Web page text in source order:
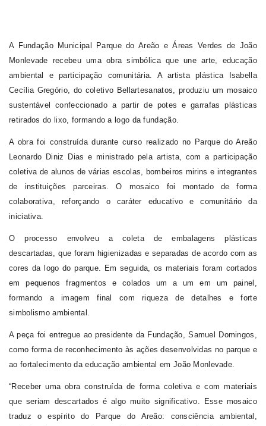
A Fundação Municipal Parque do Areão e Áreas Verdes de João
Monlevade recebeu uma obra simbólica que une arte, educação
ambiental e participação comunitária. A artista plástica Isabella
CecíliaGregório, do coletivo Bellartesanatos, produziu um mosaico
sustentável confeccionado a partir de potes e garrafas plásticas
retirados do lixo, formando a logo da fundação.
A obra foi construídadurante curso realizado no Parquedo Areão
Leonardo Diniz Diase ministrado pela artista, com a participação
coletiva de alunos de várias escolas, bombeiros mirins e integrantes
de instituições parceiras. O mosaico foi montado de forma
colaborativa, reforçando o caráter educativo e comunitário da
iniciativa.
O processo envolveu a coleta de embalagens plásticas
descartadas, que foram higienizadas e separadas de acordo com as
cores da logo do parque. Em seguida, os materiais foram cortados
em pequenos fragmentos e colados um a um em um painel,
formando a imagem final com riqueza de detalhes e forte
simbolismo ambiental.
A peça foi entregue ao presidente da Fundação, Samuel Domingos,
como forma de reconhecimento às ações desenvolvidas no parque e
ao fortalecimento da educação ambiental em João Monlevade.
“Receber uma obra construída de forma coletiva e com materiais
que seriam descartados é algo muito significativo. Esse mosaico
traduz o espírito do Parque do Areão: consciência ambiental,